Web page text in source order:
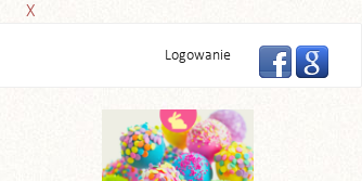
X
Logowanie